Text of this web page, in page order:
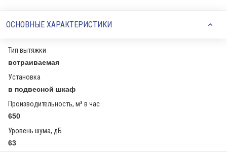
ОСНОВНЫЕ ХАРАКТЕРИСТИКИ
Тип вытяжки
встраиваемая
Установка
в подвесной шкаф
Производительность, м³ в час
650
Уровень шума, дБ
63